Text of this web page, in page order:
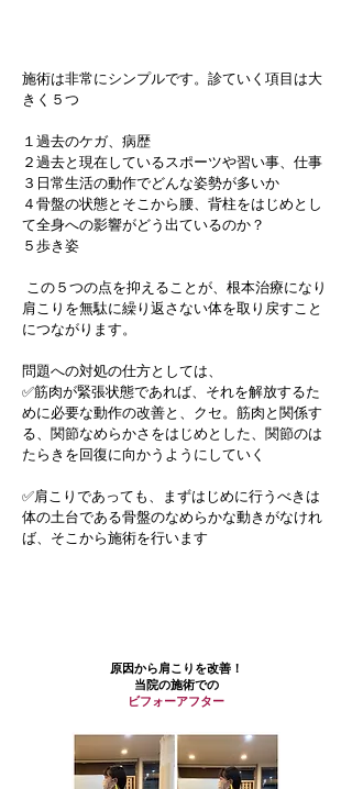
施術は非常にシンプルです。診ていく項目は大
きく５つ
１過去のケガ、病歴
２過去と現在しているスポーツや習い事、仕事
３日常生活の動作でどんな姿勢が多いか
４骨盤の状態とそこから腰、背柱をはじめとし
て全身への影響がどう出ているのか？
５歩き姿
この５つの点を抑えることが、根本治療になり
肩こりを無駄に繰り返さない体を取り戻すこと
につながります。
問題への対処の仕方としては、
​✅筋肉が緊張状態であれば、それを解放するた
めに必要な動作の改善と、クセ。筋肉と関係す
る、関節なめらかさをはじめとした、関節のは
たらきを回復に向かうようにしていく
✅肩こりであっても、まずはじめに行うべきは
体の土台である骨盤のなめらかな動きがなけれ
ば、そこから施術を行います
​​原因から肩こりを改善！
当院の施術での
ビフォーアフター